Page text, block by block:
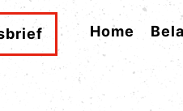
Home